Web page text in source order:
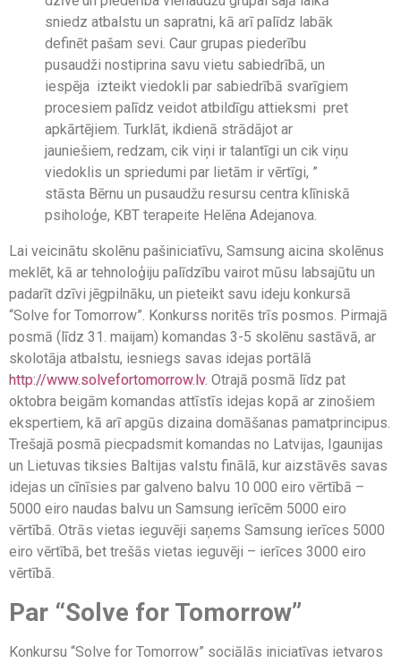
sniedz atbalstu un sapratni, kā arī palīdz labāk
definēt pašam sevi. Caur grupas piederību
pusaudži nostiprina savu vietu sabiedrībā, un
iespēja izteikt viedokli par sabiedrībā svarīgiem
procesiem palīdz veidot atbildīgu attieksmi pret
apkārtējiem. Turklāt, ikdienā strādājot ar
jauniešiem, redzam, cik viņi ir talantīgi un cik viņu
viedoklis un spriedumi par lietām ir vērtīgi, ”
stāsta Bērnu un pusaudžu resursu centra klīniskā
psiholoģe, KBT terapeite Helēna Adejanova.
Lai veicinātu skolēnu pašiniciatīvu, Samsung aicina skolēnus
meklēt, kā ar tehnoloģiju palīdzību vairot mūsu labsajūtu un
padarīt dzīvi jēgpilnāku, un pieteikt savu ideju konkursā
“Solve for Tomorrow”. Konkurss noritēs trīs posmos. Pirmajā
posmā (līdz 31. maijam) komandas 3-5 skolēnu sastāvā, ar
skolotāja atbalstu, iesniegs savas idejas portālā
http://www.solvefortomorrow.lv. Otrajā posmā līdz pat
oktobra beigām komandas attīstīs idejas kopā ar zinošiem
ekspertiem, kā arī apgūs dizaina domāšanas pamatprincipus.
Trešajā posmā piecpadsmit komandas no Latvijas, Igaunijas
un Lietuvas tiksies Baltijas valstu finālā, kur aizstāvēs savas
idejas un cīnīsies par galveno balvu 10 000 eiro vērtībā –
5000 eiro naudas balvu un Samsung ierīcēm 5000 eiro
vērtībā. Otrās vietas ieguvēji saņems Samsung ierīces 5000
eiro vērtībā, bet trešās vietas ieguvēji – ierīces 3000 eiro
vērtībā.
Par “Solve for Tomorrow”
Konkursu “Solve for Tomorrow” sociālās iniciatīvas ietvaros